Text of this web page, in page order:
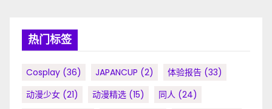
热门标签
Cosplay (36) JAPANCUP (2) 体验报告 (33)
动漫少女 (21) 动漫精选 (15) 同人 (24)